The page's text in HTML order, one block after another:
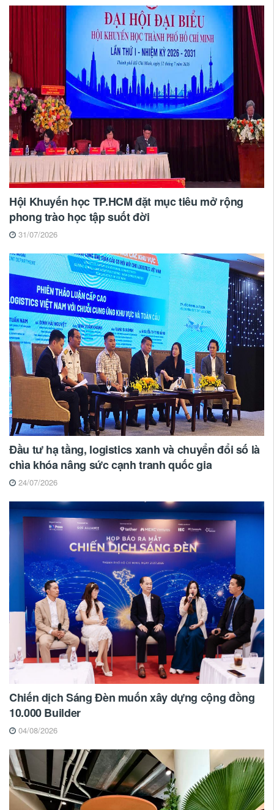
Hội Khuyến học TP.HCM đặt mục tiêu mở rộng
phong trào học tập suốt đời
31/07/2026
Đầu tư hạ tầng, logistics xanh và chuyển đổi số là
chìa khóa nâng sức cạnh tranh quốc gia
24/07/2026
Chiến dịch Sáng Đèn muốn xây dựng cộng đồng
10.000 Builder
04/08/2026